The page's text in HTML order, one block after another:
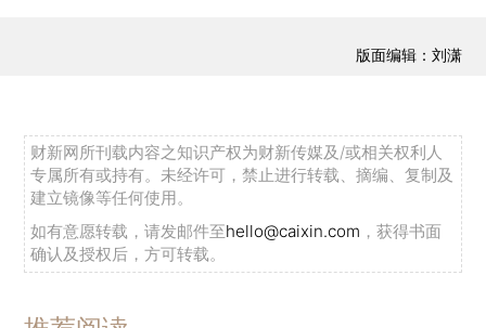
得在特定情况下做出更好政策选择的能力。如今对
行动计划都发端于此，再抵达终点。
——波利比乌斯《通史》，第六卷(The
Histories of Polybius，Book VI)
少数人或许多人为公共利益而实施统治”后，政治思
版面编辑：刘潇
财新网所刊载内容之知识产权为财新传媒及/或相关权利人
专属所有或持有。未经许可，禁止进行转载、摘编、复制及
建立镜像等任何使用。
如有意愿转载，请发邮件至hello@caixin.com ，获得书面
确认及授权后，方可转载。